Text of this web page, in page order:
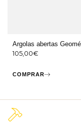
Argolas abertas
105,00€
COMPRAR